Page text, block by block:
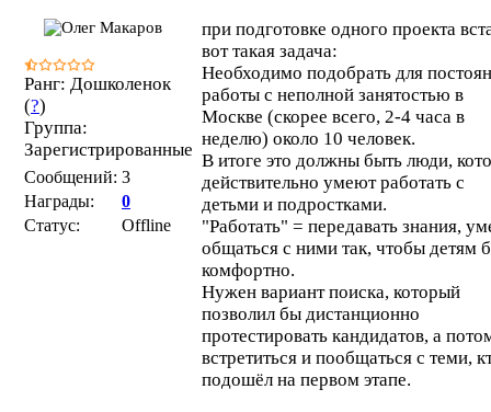
Ранг: Дошколенок
(?)
Группа:
Зарегистрированные
Сообщений: 3
Награды:
0
Статус:
Offline
при подготовке одного проекта
вот такая задача:
Необходимо подобрать для
работы с неполной занятостью в
Москве (скорее всего, 2-4 часа в
неделю) около 10 человек.
В итоге это должны быть люди,
действительно умеют работать с
детьми и подростками.
"Работать" = передавать знания,
общаться с ними так, чтобы детям
комфортно.
Нужен вариант поиска, который
позволил бы дистанционно
протестировать кандидатов, а
встретиться и пообщаться с теми,
подошёл на первом этапе.